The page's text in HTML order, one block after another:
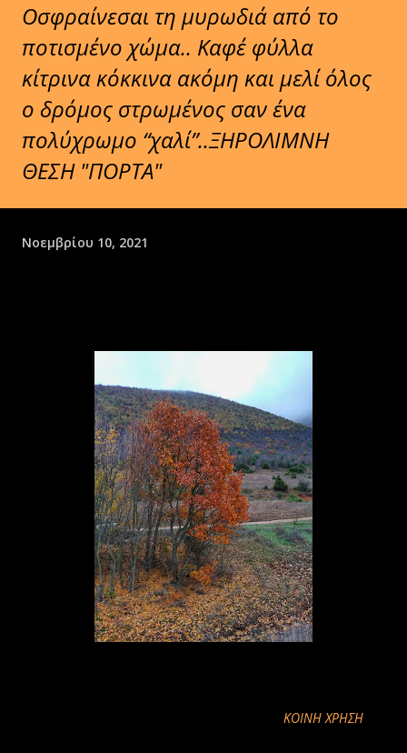
Οσφραίνεσαι τη μυρωδιά από το
ποτισμένο χώμα.. Καφέ φύλλα
κίτρινα κόκκινα ακόμη και μελί όλος
ο δρόμος στρωμένος σαν ένα
πολύχρωμο “χαλί”..ΞΗΡΟΛΙΜΝΗ
ΘΕΣΗ "ΠΟΡΤΑ"
Νοεμβρίου 10, 2021
ΚΟΙΝΉ ΧΡΉΣΗ